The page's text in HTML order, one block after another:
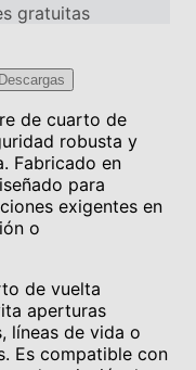
gratuitas
Descargas
de cuarto de
robusta y
Fabricado en
para
exigentes en
o
de vuelta
aperturas
líneas de vida o
Es compatible con